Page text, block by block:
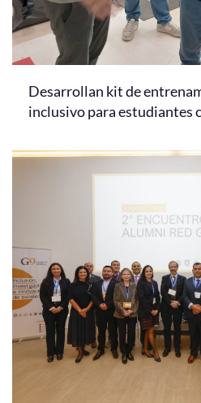
Desarrollan kit de
inclusivo para estudiantes